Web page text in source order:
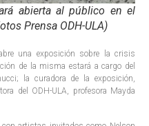
abierta al público en el
Prensa ODH-ULA)
una exposición sobre la crisis
de la misma estará a cargo del
la curadora de la exposición,
del ODH-ULA, profesora Mayda